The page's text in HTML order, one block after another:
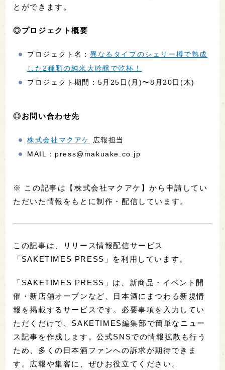
とができます。
◎プロジェクト概要
プロジェクト名：異なるタイプのシェリー樽で熟成
した2種類の純米大吟醸で乾杯！
プロジェクト期間：5月25日(月)〜8月20日(木)
◎お問い合わせ先
株式会社マクアケ
広報担当
MAIL：press@makuake.co.jp
※ この記事は【株式会社マクアケ】から申請してい
ただいた情報をもとに制作・配信しています。
この記事は、リリース情報配信サービス
「SAKETIMES PRESS」を利用しています。
「SAKETIMES PRESS」は、新商品・イベント開
催・新店舗オープンなど、日本酒にまつわる新規情
報を掲載するサービスです。必要事項を入力してい
ただくだけで、SAKETIMES編集部で簡単なニュー
ス記事を作成します。公式SNSでの情報拡散も行う
ため、多くの日本酒ファンへの訴求が期待できま
す。広報や集客に、ぜひお役立てください。